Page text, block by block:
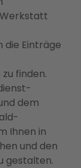
die Einträge
finden.
dem
Ihnen in
und den
gestalten.